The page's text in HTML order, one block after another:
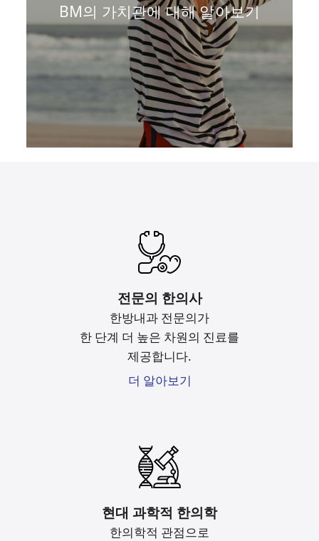
BM의 가치관에 대해 알아보기
전문의 한의사
한방내과 전문의가
한 단계 더 높은 차원의 진료를
제공합니다.
더 알아보기
현대 과학적 한의학
한의학적 관점으로